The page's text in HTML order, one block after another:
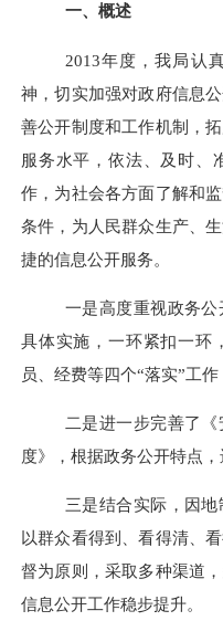
一、概述
2013年度，我局认
神，切实加强对政府信息
善公开制度和工作机制，
服务水平，依法、及时、
作，为社会各方面了解和
条件，为人民群众生产、
捷的信息公开服务。
一是高度重视政务
具体实施，一环紧扣一环
员、经费等四个“落实”工作
二是进一步完善了
度》，根据政务公开特点
三是结合实际，因地
以群众看得到、看得清、
督为原则，采取多种渠道
信息公开工作稳步提升。